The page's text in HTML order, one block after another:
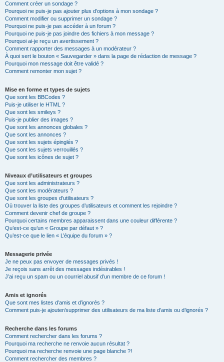
Comment créer un sondage ?
Pourquoi ne puis-je pas ajouter plus d’options à mon sondage ?
Comment modifier ou supprimer un sondage ?
Pourquoi ne puis-je pas accéder à un forum ?
Pourquoi ne puis-je pas joindre des fichiers à mon message ?
Pourquoi ai-je reçu un avertissement ?
Comment rapporter des messages à un modérateur ?
À quoi sert le bouton « Sauvegarder » dans la page de rédaction de message ?
Pourquoi mon message doit être validé ?
Comment remonter mon sujet ?
Mise en forme et types de sujets
Que sont les BBCodes ?
Puis-je utiliser le HTML ?
Que sont les smileys ?
Puis-je publier des images ?
Que sont les annonces globales ?
Que sont les annonces ?
Que sont les sujets épinglés ?
Que sont les sujets verrouillés ?
Que sont les icônes de sujet ?
Niveaux d’utilisateurs et groupes
Que sont les administrateurs ?
Que sont les modérateurs ?
Que sont les groupes d’utilisateurs ?
Où trouver la liste des groupes d’utilisateurs et comment les rejoindre ?
Comment devenir chef de groupe ?
Pourquoi certains membres apparaissent dans une couleur différente ?
Qu’est-ce qu’un « Groupe par défaut » ?
Qu’est-ce que le lien « L’équipe du forum » ?
Messagerie privée
Je ne peux pas envoyer de messages privés !
Je reçois sans arrêt des messages indésirables !
J’ai reçu un spam ou un courriel abusif d’un membre de ce forum !
Amis et ignorés
Que sont mes listes d’amis et d’ignorés ?
Comment puis-je ajouter/supprimer des utilisateurs de ma liste d’amis ou d’ignorés ?
Recherche dans les forums
Comment rechercher dans les forums ?
Pourquoi ma recherche ne renvoie aucun résultat ?
Pourquoi ma recherche renvoie une page blanche ?!
Comment rechercher des membres ?